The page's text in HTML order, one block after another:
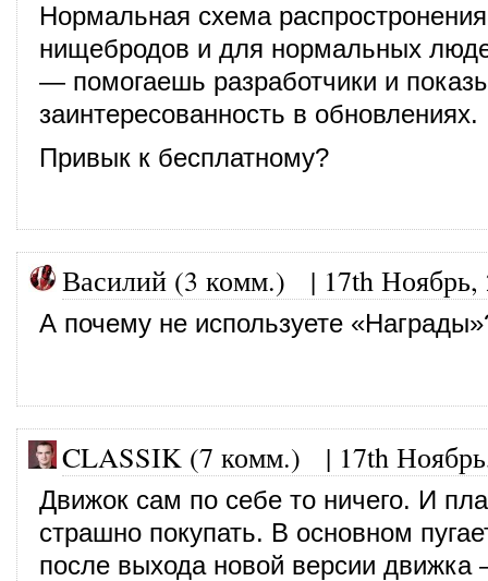
Нормальная схема
нищебродов и для нормальных
— помогаешь разработчики и
заинтересованность в обновлениях.
Привык к бесплатному?
Василий (3 комм.) | 17th Ноябрь,
А почему не используете
CLASSIK (7 комм.) | 17th
Движок сам по себе то ничего. И
страшно покупать. В основном
после выхода новой версии